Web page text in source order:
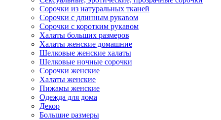
Сорочки из натуральных тканей
Сорочки с длинным рукавом
Сорочки с коротким рукавом
Халаты больших размеров
Халаты женские домашние
Шелковые женские халаты
Шелковые ночные сорочки
Сорочки женские
Халаты женские
Пижамы женские
Одежда для дома
Декор
Большие размеры